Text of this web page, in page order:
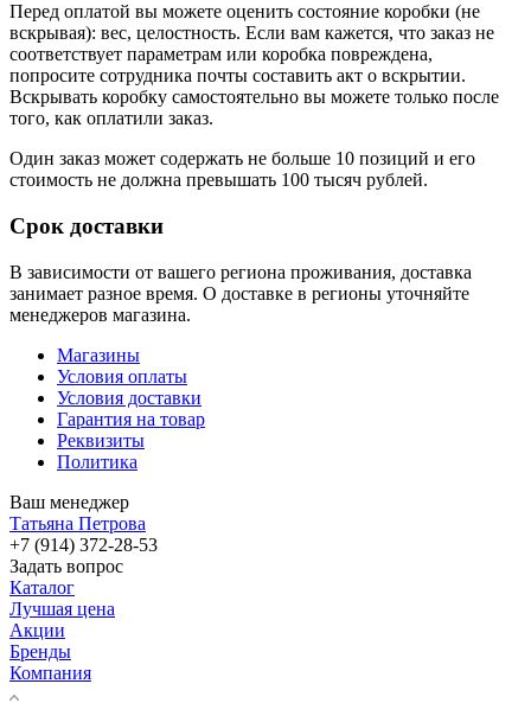
Перед оплатой вы можете оценить состояние коробки (не
вскрывая): вес, целостность. Если вам кажется, что заказ не
соответствует параметрам или коробка повреждена,
попросите сотрудника почты составить акт о вскрытии.
Вскрывать коробку самостоятельно вы можете только после
того, как оплатили заказ.
Один заказ может содержать не больше 10 позиций и его
стоимость не должна превышать 100 тысяч рублей.
Срок доставки
В зависимости от вашего региона проживания, доставка
занимает разное время. О доставке в регионы уточняйте
менеджеров магазина.
Магазины
Условия оплаты
Условия доставки
Гарантия на товар
Реквизиты
Политика
Ваш менеджер
Татьяна Петрова
+7 (914) 372-28-53
Задать вопрос
Каталог
Лучшая цена
Акции
Бренды
Компания